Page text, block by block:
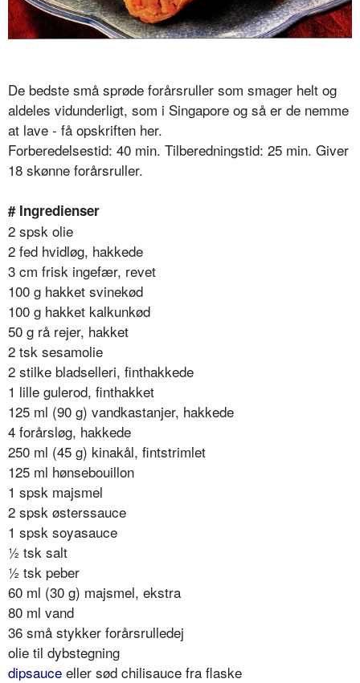
De bedste små sprøde forårsruller som smager helt og
aldeles vidunderligt, som i Singapore og så er de nemme
at lave - få opskriften her.
Forberedelsestid: 40 min. Tilberedningstid: 25 min. Giver
18 skønne forårsruller.
# Ingredienser
2 spsk olie
2 fed hvidløg, hakkede
3 cm frisk ingefær, revet
100 g hakket svinekød
100 g hakket kalkunkød
50 g rå rejer, hakket
2 tsk sesamolie
2 stilke bladselleri, finthakkede
1 lille gulerod, finthakket
125 ml (90 g) vandkastanjer, hakkede
4 forårsløg, hakkede
250 ml (45 g) kinakål, fintstrimlet
125 ml hønsebouillon
1 spsk majsmel
2 spsk østerssauce
1 spsk soyasauce
½ tsk salt
½ tsk peber
60 ml (30 g) majsmel, ekstra
80 ml vand
36 små stykker forårsrulledej
olie til dybstegning
dipsauce eller sød chilisauce fra flaske